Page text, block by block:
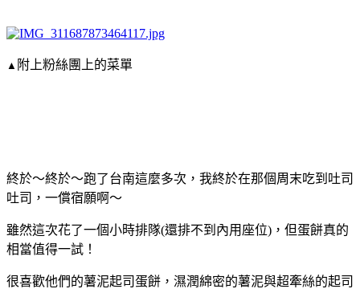
▲ 附上粉絲團上的菜單
終於～終於～跑了台南這麼多次，我終於在那個周末吃到吐司
吐司，一償宿願啊～
雖然這次花了一個小時排隊(還排不到內用座位)，但蛋餅真的
相當值得一試！
很喜歡他們的薯泥起司蛋餅，濕潤綿密的薯泥與超牽絲的起司